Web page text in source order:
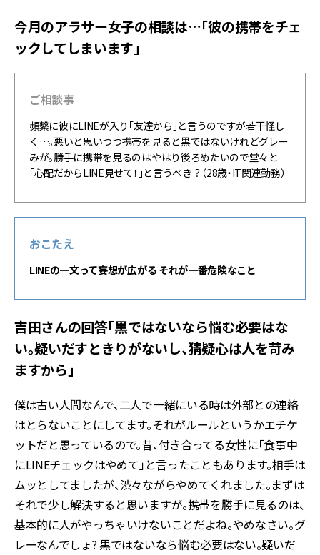
今月のアラサー女子の相談は…「彼の携帯をチェ
ックしてしまいます」
ご相談事
頻繫に彼にLINEが入り「友達から」と言うのですが若干怪し
く…。悪いと思いつつ携帯を見ると黒ではないけれどグレー
みが。勝手に携帯を見るのはやはり後ろめたいので堂々と
「心配だからLINE見せて！」と言うべき？（28歳・IT関連勤務）
おこたえ
LINEの一文って妄想が広がる それが一番危険なこと
吉田さんの回答「黒ではないなら悩む必要はな
い。疑いだすときりがないし、猜疑心は人を苛み
ますから」
僕は古い人間なんで、二人で一緒にいる時は外部との連絡
はとらないことにしてます。それがルールというかエチケ
ットだと思っているので。昔、付き合ってる女性に「食事中
にLINEチェックはやめて」と言ったこともあります。相手は
ムッとしてましたが、渋々ながらやめてくれました。まずは
それで少し解決すると思いますが――。携帯を勝手に見るのは、
基本的に人がやっちゃいけないことだよね。やめなさい。グ
レーなんでしょ? 黒ではないなら悩む必要はない。疑いだ